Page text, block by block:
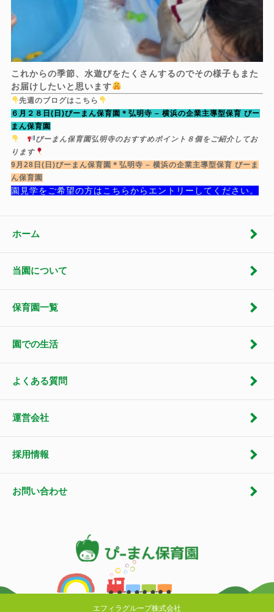
これからの季節、水遊びをたくさんするのでその様子もまた
お届けしたいと思います
先週のブログはこちら
６月２８日(日)ぴーまん保育園＊弘明寺 – 横浜の企業主導型保育 ぴー
まん保育園
ぴーまん保育園弘明寺のおすすめポイント８個をご紹介してお
ります
9月28日(日)ぴーまん保育園＊弘明寺 – 横浜の企業主導型保育 ぴーま
ん保育園
園見学をご希望の方はこちらからエントリーしてください。
ホーム
当園について
保育園一覧
園での生活
よくある質問
運営会社
採用情報
お問い合わせ
エフィラグループ株式会社